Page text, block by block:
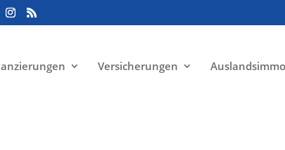
Versicherungen